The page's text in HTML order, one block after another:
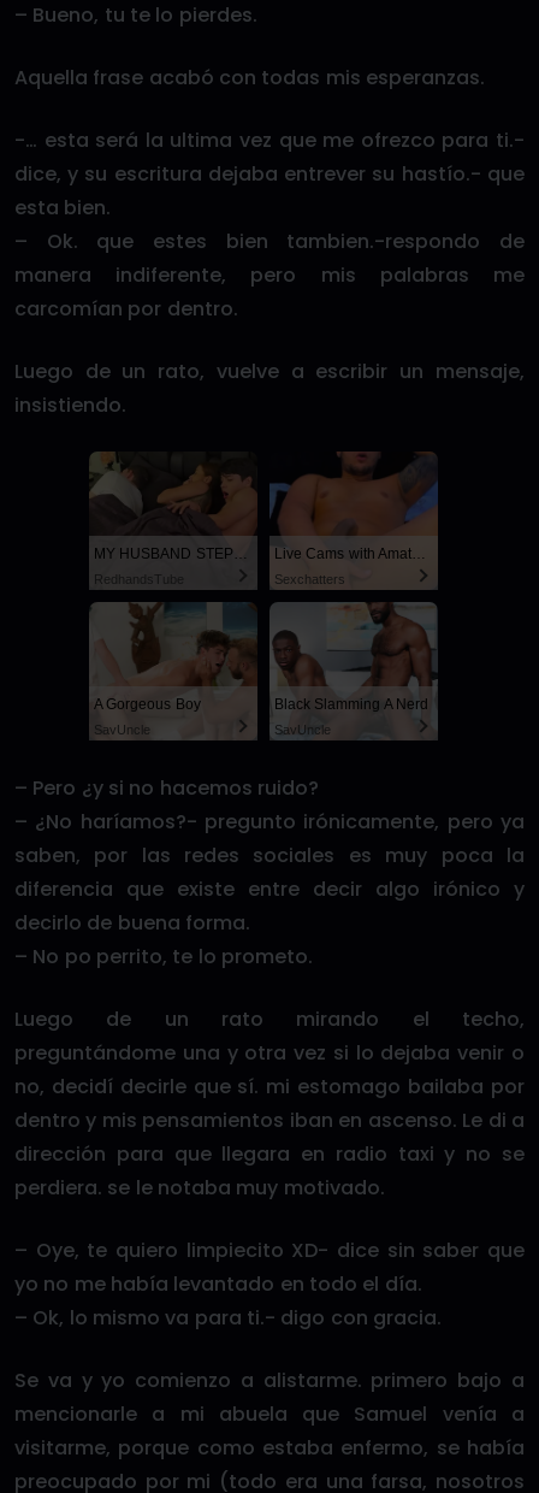
– Bueno, tu te lo pierdes.
Aquella frase acabó con todas mis esperanzas.
-… esta será la ultima vez que me ofrezco para ti.-
dice, y su escritura dejaba entrever su hastío.- que
esta bien.
– Ok. que estes bien tambien.-respondo de
manera indiferente, pero mis palabras me
carcomían por dentro.
Luego de un rato, vuelve a escribir un mensaje,
insistiendo.
MY HUSBAND STEPSON MISTAKENLY GIVES ME IN THE ASS
RedhandsTube
Live Cams with Amateur Men
Sexchatters
A Gorgeous Boy
SayUncle
Black Slamming A Nerd
SayUncle
– Pero ¿y si no hacemos ruido?
– ¿No haríamos?- pregunto irónicamente, pero ya
saben, por las redes sociales es muy poca la
diferencia que existe entre decir algo irónico y
decirlo de buena forma.
– No po perrito, te lo prometo.
Luego de un rato mirando el techo,
preguntándome una y otra vez si lo dejaba venir o
no, decidí decirle que sí. mi estomago bailaba por
dentro y mis pensamientos iban en ascenso. Le di a
dirección para que llegara en radio taxi y no se
perdiera. se le notaba muy motivado.
– Oye, te quiero limpiecito XD- dice sin saber que
yo no me había levantado en todo el día.
– Ok, lo mismo va para ti.- digo con gracia.
Se va y yo comienzo a alistarme. primero bajo a
mencionarle a mi abuela que Samuel venía a
visitarme, porque como estaba enfermo, se había
preocupado por mi (todo era una farsa, nosotros